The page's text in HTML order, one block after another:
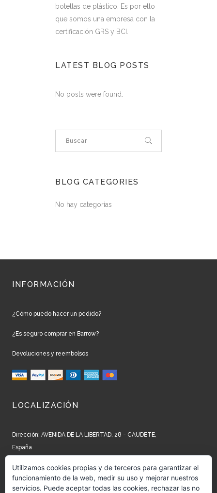
botellas de plástico. Es por ello
que somos una empresa con la
certificación GRS y BCI.
LATEST BLOG POSTS
No posts were found.
BLOG CATEGORIES
No hay categorías
INFORMACIÓN
¿Cómo puedo hacer un pedido?
¿Es seguro comprar en Barrow?
Devoluciones y reembolsos
LOCALIZACIÓN
Dirección: AVENIDA DE LA LIBERTAD, 28 - CAUDETE,
España
Teléfono: +34 965 827 250
Email: info@barrow.es
Utilizamos cookies propias y de terceros para garantizar el
funcionamiento de la web, medir su uso y mejorar nuestros
servicios. Puede aceptar todas las cookies, rechazar las no